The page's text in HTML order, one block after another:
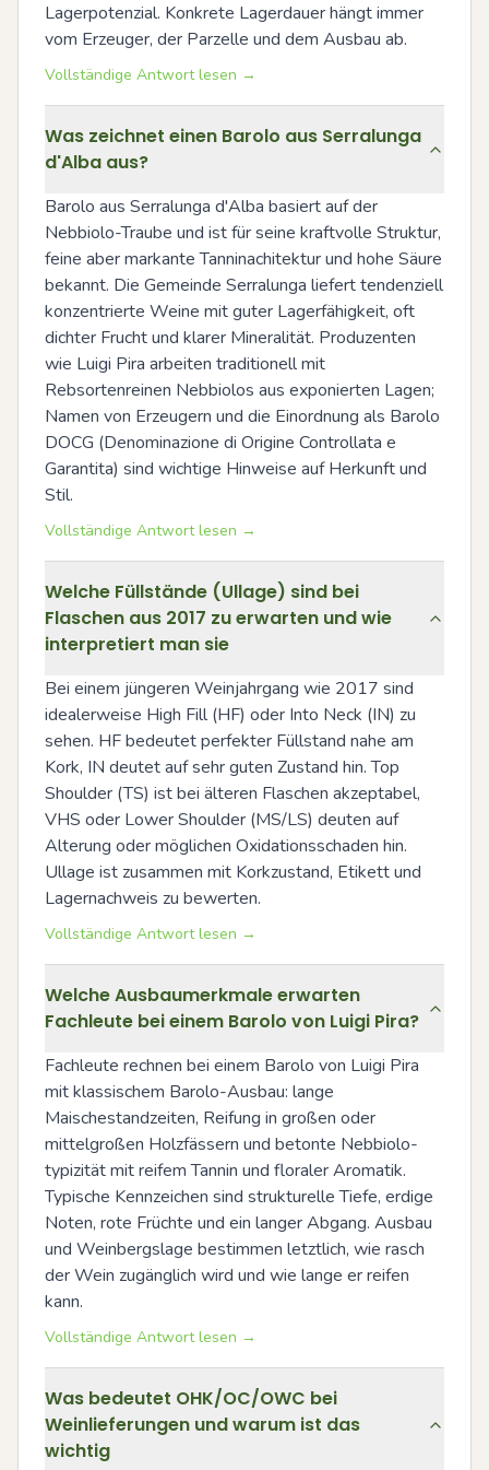
Lagerpotenzial. Konkrete Lagerdauer hängt immer
vom Erzeuger, der Parzelle und dem Ausbau ab.
Vollständige Antwort lesen →
Was zeichnet einen Barolo aus Serralunga
d'Alba aus?
Barolo aus Serralunga d'Alba basiert auf der
Nebbiolo-Traube und ist für seine kraftvolle Struktur,
feine aber markante Tanninachitektur und hohe Säure
bekannt. Die Gemeinde Serralunga liefert tendenziell
konzentrierte Weine mit guter Lagerfähigkeit, oft
dichter Frucht und klarer Mineralität. Produzenten
wie Luigi Pira arbeiten traditionell mit
Rebsortenreinen Nebbiolos aus exponierten Lagen;
Namen von Erzeugern und die Einordnung als Barolo
DOCG (Denominazione di Origine Controllata e
Garantita) sind wichtige Hinweise auf Herkunft und
Stil.
Vollständige Antwort lesen →
Welche Füllstände (Ullage) sind bei
Flaschen aus 2017 zu erwarten und wie
interpretiert man sie
Bei einem jüngeren Weinjahrgang wie 2017 sind
idealerweise High Fill (HF) oder Into Neck (IN) zu
sehen. HF bedeutet perfekter Füllstand nahe am
Kork, IN deutet auf sehr guten Zustand hin. Top
Shoulder (TS) ist bei älteren Flaschen akzeptabel,
VHS oder Lower Shoulder (MS/LS) deuten auf
Alterung oder möglichen Oxidationsschaden hin.
Ullage ist zusammen mit Korkzustand, Etikett und
Lagernachweis zu bewerten.
Vollständige Antwort lesen →
Welche Ausbaumerkmale erwarten
Fachleute bei einem Barolo von Luigi Pira?
Fachleute rechnen bei einem Barolo von Luigi Pira
mit klassischem Barolo-Ausbau: lange
Maischestandzeiten, Reifung in großen oder
mittelgroßen Holzfässern und betonte Nebbiolo-
typizität mit reifem Tannin und floraler Aromatik.
Typische Kennzeichen sind strukturelle Tiefe, erdige
Noten, rote Früchte und ein langer Abgang. Ausbau
und Weinbergslage bestimmen letztlich, wie rasch
der Wein zugänglich wird und wie lange er reifen
kann.
Vollständige Antwort lesen →
Was bedeutet OHK/OC/OWC bei
Weinlieferungen und warum ist das
wichtig